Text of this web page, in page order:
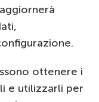
ottenere i
e utilizzarli per